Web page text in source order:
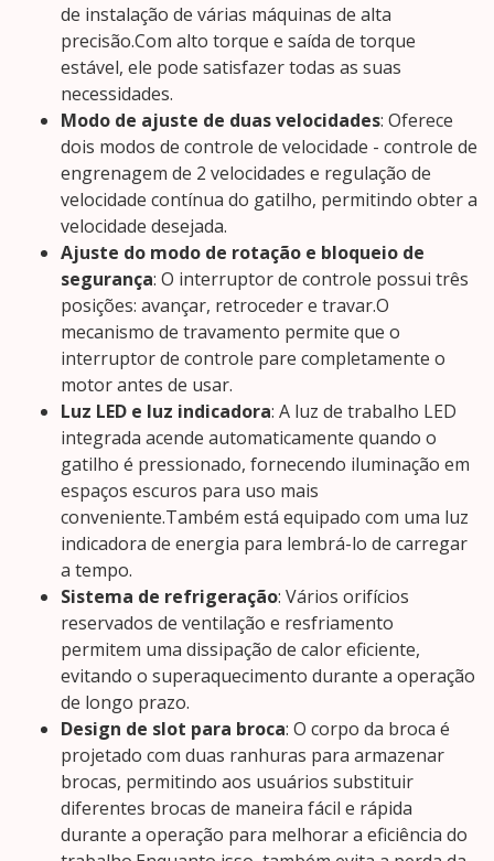
de instalação de várias máquinas de alta
precisão.Com alto torque e saída de torque
estável, ele pode satisfazer todas as suas
necessidades.
Modo de ajuste de duas velocidades: Oferece
dois modos de controle de velocidade - controle de
engrenagem de 2 velocidades e regulação de
velocidade contínua do gatilho, permitindo obter a
velocidade desejada.
Ajuste do modo de rotação e bloqueio de
segurança: O interruptor de controle possui três
posições: avançar, retroceder e travar.O
mecanismo de travamento permite que o
interruptor de controle pare completamente o
motor antes de usar.
Luz LED e luz indicadora: A luz de trabalho LED
integrada acende automaticamente quando o
gatilho é pressionado, fornecendo iluminação em
espaços escuros para uso mais
conveniente.Também está equipado com uma luz
indicadora de energia para lembrá-lo de carregar
a tempo.
Sistema de refrigeração: Vários orifícios
reservados de ventilação e resfriamento
permitem uma dissipação de calor eficiente,
evitando o superaquecimento durante a operação
de longo prazo.
Design de slot para broca: O corpo da broca é
projetado com duas ranhuras para armazenar
brocas, permitindo aos usuários substituir
diferentes brocas de maneira fácil e rápida
durante a operação para melhorar a eficiência do